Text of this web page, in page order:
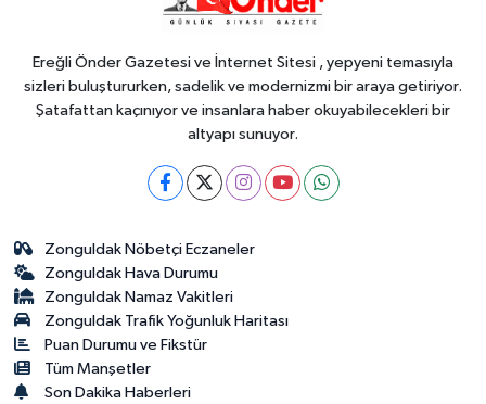
Suudi Arabistan yolcusu
Ereğli Önder Gazetesi ve İnternet Sitesi , yepyeni temasıyla
sizleri buluştururken, sadelik ve modernizmi bir araya getiriyor.
Şatafattan kaçınıyor ve insanlara haber okuyabilecekleri bir
altyapı sunuyor.
Zonguldak Nöbetçi Eczaneler
Zonguldak Hava Durumu
Zonguldak Namaz Vakitleri
Zonguldak Trafik Yoğunluk Haritası
Puan Durumu ve Fikstür
Tüm Manşetler
Son Dakika Haberleri